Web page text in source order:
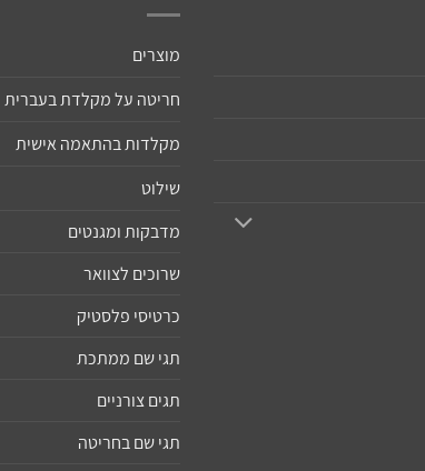
מוצרים
חריטה על מקלדת בעברית
מקלדות בהתאמה אישית
שילוט
מדבקות ומגנטים
שרוכים לצוואר
כרטיסי פלסטיק
תגי שם ממתכת
תגים צורניים
תגי שם בחריטה